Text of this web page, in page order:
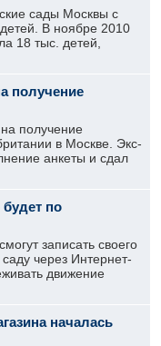
сады Москвы с
В ноябре 2010
18 тыс. детей,
получение
получение
в Москве. Экс-
анкеты и сдал
по
записать своего
через Интернет-
движение
началась